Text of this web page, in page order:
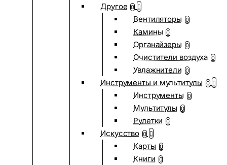
Другое 0
Вентиляторы 0
Камины 0
Органайзеры 0
Очистители воздуха 0
Увлажнители 0
Инструменты и мультитулы 0
Инструменты 0
Мультитулы 0
Рулетки 0
Искусство 0
Карты 0
Книги 0